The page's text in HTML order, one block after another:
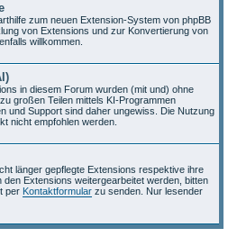
zum neuen Extension-System von phpBB
von Extensions und zur Konvertierung von
willkommen.
in diesem Forum wurden (mit und) ohne
großen Teilen mittels KI-Programmen
und Support sind daher ungewiss. Die Nutzung
nicht empfohlen werden.
länger gepflegte Extensions respektive ihre
den Extensions weitergearbeitet werden, bitten
per Kontaktformular zu senden. Nur lesender